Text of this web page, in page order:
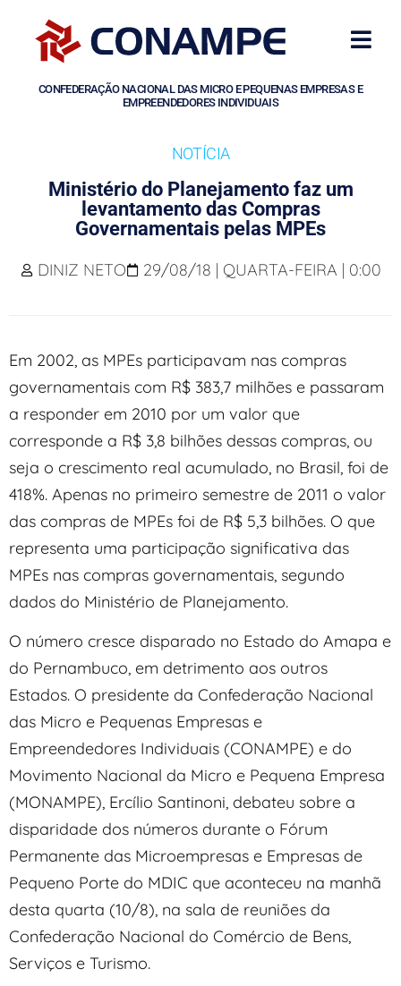
CONFEDERAÇÃO NACIONAL DAS MICRO E PEQUENAS EMPRESAS E
EMPREENDEDORES INDIVIDUAIS
NOTÍCIA
Ministério do Planejamento faz um
levantamento das Compras
Governamentais pelas MPEs
DINIZ NETO 29/08/18 | QUARTA-FEIRA | 0:00
Em 2002, as MPEs participavam nas compras
governamentais com R$ 383,7 milhões e passaram
a responder em 2010 por um valor que
corresponde a R$ 3,8 bilhões dessas compras, ou
seja o crescimento real acumulado, no Brasil, foi de
418%. Apenas no primeiro semestre de 2011 o valor
das compras de MPEs foi de R$ 5,3 bilhões. O que
representa uma participação significativa das
MPEs nas compras governamentais, segundo
dados do Ministério de Planejamento.
O número cresce disparado no Estado do Amapa e
do Pernambuco, em detrimento aos outros
Estados. O presidente da Confederação Nacional
das Micro e Pequenas Empresas e
Empreendedores Individuais (CONAMPE) e do
Movimento Nacional da Micro e Pequena Empresa
(MONAMPE), Ercílio Santinoni, debateu sobre a
disparidade dos números durante o Fórum
Permanente das Microempresas e Empresas de
Pequeno Porte do MDIC que aconteceu na manhã
desta quarta (10/8), na sala de reuniões da
Confederação Nacional do Comércio de Bens,
Serviços e Turismo.